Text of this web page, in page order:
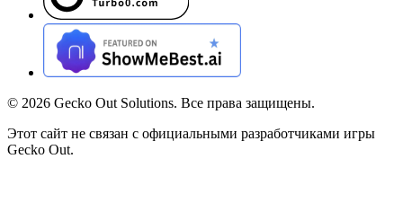
© 2026 Gecko Out Solutions. Все права защищены.
Этот сайт не связан с официальными разработчиками игры
Gecko Out.